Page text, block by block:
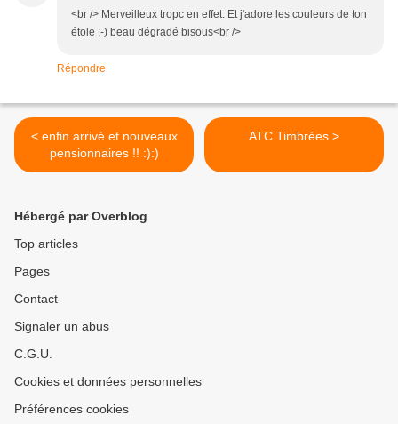
<br /> Merveilleux tropc en effet. Et j'adore les couleurs de ton
étole ;-) beau dégradé bisous<br />
Répondre
< enfin arrivé et nouveaux
pensionnaires !! :):)
ATC Timbrées >
Hébergé par Overblog
Top articles
Pages
Contact
Signaler un abus
C.G.U.
Cookies et données personnelles
Préférences cookies